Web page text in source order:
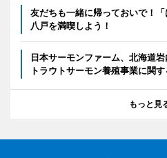
友だちも一緒に帰っておいで！
八戸を満喫しよう！
日本サーモンファーム、北海道
トラウトサーモン養殖事業に関
もっと見